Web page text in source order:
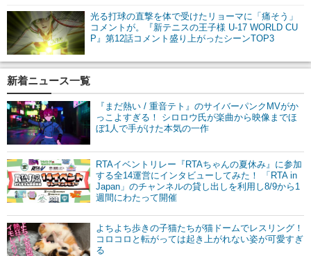
光る打球の直撃を体で受けたリョーマに「痛そう」
コメントが。『新テニスの王子様 U-17 WORLD CU
P』第12話コメント盛り上がったシーンTOP3
新着ニュース一覧
『まだ熱い / 重音テト』のサイバーパンクMVがか
っこよすぎる！ シロロウ氏が楽曲から映像までほ
ぼ1人で手がけた本気の一作
RTAイベントリレー『RTAちゃんの夏休み』に参加
する全14運営にインタビューしてみた！ 「RTA in
Japan」のチャンネルの貸し出しを利用し8/9から1
週間にわたって開催
よちよち歩きの子猫たちが猫ドームでレスリング！
コロコロと転がっては起き上がれない姿が可愛すぎ
る